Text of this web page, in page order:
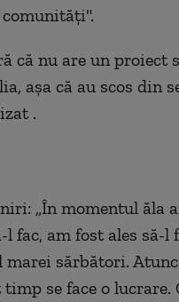
că nu are un proiect
aşa că au scos din
.
„În momentul ăla
fac, am fost ales să-l
sărbători.
se face o lucrare.